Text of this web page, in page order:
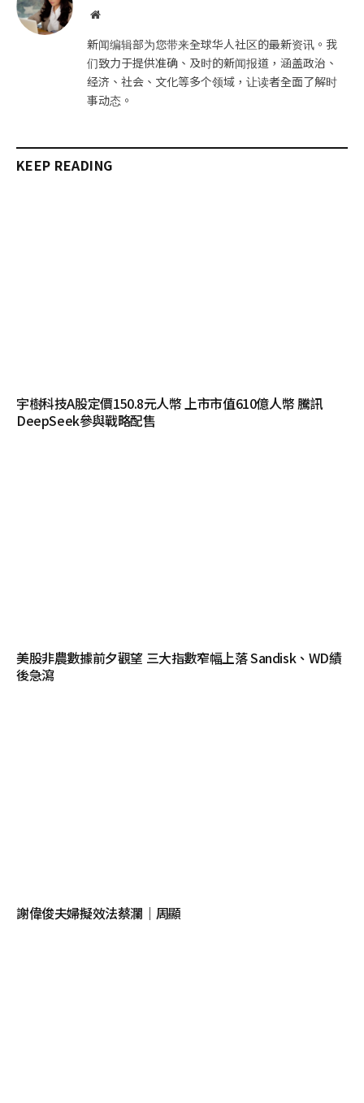
网
新闻编辑部为您带来全球华人社区的最新资讯。我
们致力于提供准确、及时的新闻报道，涵盖政治、
经济、社会、文化等多个领域，让读者全面了解时
事动态。
KEEP READING
宇樹科技A股定價150.8元人幣 上市市值610億人幣 騰訊
DeepSeek參與戰略配售
美股非農數據前夕觀望 三大指數窄幅上落 Sandisk、WD績
後急瀉
謝偉俊夫婦擬效法蔡瀾｜周顯